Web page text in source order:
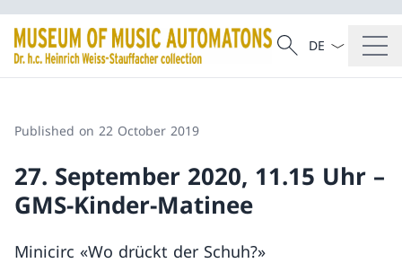
Search
Search
Language
Published on 22 October 2019
27. September 2020, 11.15 Uhr –
GMS-Kinder-Matinee
Minicirc «Wo drückt der Schuh?»